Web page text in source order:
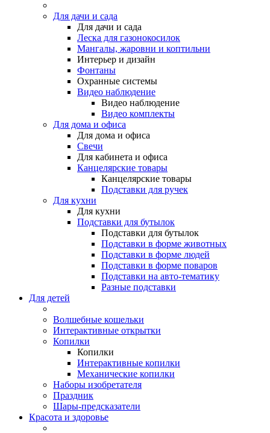
Для дачи и сада
Для дачи и сада
Леска для газонокосилок
Мангалы, жаровни и коптильни
Интерьер и дизайн
Фонтаны
Охранные системы
Видео наблюдение
Видео наблюдение
Видео комплекты
Для дома и офиса
Для дома и офиса
Свечи
Для кабинета и офиса
Канцелярские товары
Канцелярские товары
Подставки для ручек
Для кухни
Для кухни
Подставки для бутылок
Подставки для бутылок
Подставки в форме животных
Подставки в форме людей
Подставки в форме поваров
Подставки на авто-тематику
Разные подставки
Для детей
Волшебные кошельки
Интерактивные открытки
Копилки
Копилки
Интерактивные копилки
Механические копилки
Наборы изобретателя
Праздник
Шары-предсказатели
Красота и здоровье